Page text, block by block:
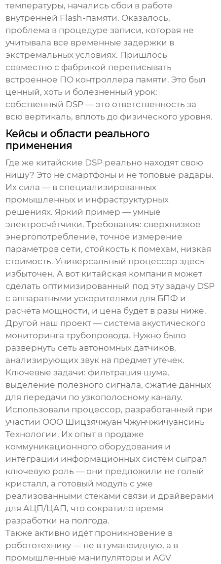
температуры, начались сбои в работе
внутренней Flash-памяти. Оказалось,
проблема в процедуре записи, которая не
учитывала все временные задержки в
экстремальных условиях. Пришлось
совместно с фабрикой переписывать
встроенное ПО контроллера памяти. Это был
ценный, хоть и болезненный урок:
собственный DSP — это ответственность за
всю вертикаль, вплоть до физического уровня.
Кейсы и области реального
применения
Где же китайские DSP реально находят свою
нишу? Это не смартфоны и не топовые радары.
Их сила — в специализированных
промышленных и инфраструктурных
решениях. Яркий пример — умные
электросчётчики. Требования: сверхнизкое
энергопотребление, точное измерение
параметров сети, стойкость к помехам, низкая
стоимость. Универсальный процессор здесь
избыточен. А вот китайская компания может
сделать оптимизированный под эту задачу DSP
с аппаратными ускорителями для БПФ и
расчёта мощности, и цена будет в разы ниже.
Другой наш проект — система акустического
мониторинга трубопровода. Нужно было
развернуть сеть автономных датчиков,
анализирующих звук на предмет утечек.
Ключевые задачи: фильтрация шума,
выделение полезного сигнала, сжатие данных
для передачи по узкополосному каналу.
Использовали процессор, разработанный при
участии ООО Шицзячжуан Чжунчжичуансинь
Технологии. Их опыт в продаже
коммуникационного оборудования и
интеграции информационных систем сыграл
ключевую роль — они предложили не голый
кристалл, а готовый модуль с уже
реализованными стеками связи и драйверами
для АЦП/ЦАП, что сократило время
разработки на полгода.
Также активно идёт проникновение в
робототехнику — не в гуманоидную, а в
промышленные манипуляторы и AGV